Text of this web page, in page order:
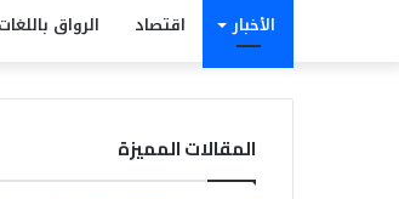
الأخبار اقتصاد الرواق باللغات
المقالات المميزة